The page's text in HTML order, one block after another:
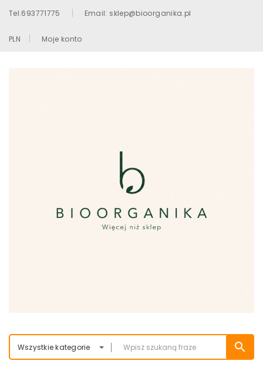
Tel.693771775 Email: sklep@bioorganika.pl
PLN Moje konto
Wszystkie kategorie search